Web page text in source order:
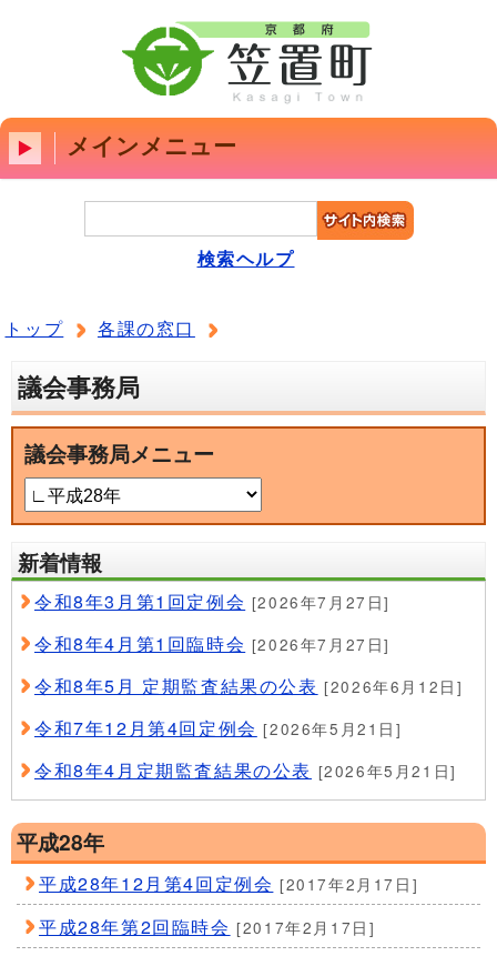
メインメニュー
検索ヘルプ
トップ 各課の窓口
議会事務局
議会事務局メニュー
新着情報
令和8年3月第1回定例会 [2026年7月27日]
令和8年4月第1回臨時会 [2026年7月27日]
令和8年5月 定期監査結果の公表 [2026年6月12日]
令和7年12月第4回定例会 [2026年5月21日]
令和8年4月定期監査結果の公表 [2026年5月21日]
平成28年
平成28年12月第4回定例会 [2017年2月17日]
平成28年第2回臨時会 [2017年2月17日]